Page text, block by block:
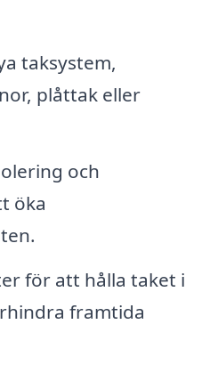
taksystem,
plåttak eller
och
öka
för att hålla taket i
framtida